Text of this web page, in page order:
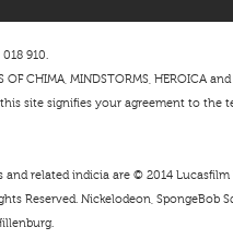
910.
OF CHIMA, MINDSTORMS,
site signifies your agreement to the
and related indicia are © 2014 Lucasfilm
Reserved. Nickelodeon, SpongeBob